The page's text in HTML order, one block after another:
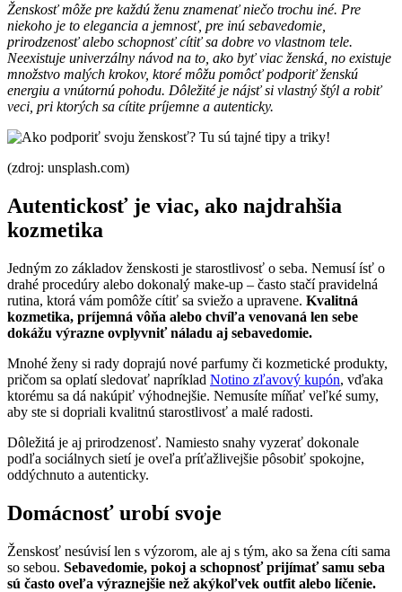
Ženskosť môže pre každú ženu znamenať niečo trochu iné. Pre
niekoho je to elegancia a jemnosť, pre inú sebavedomie,
prirodzenosť alebo schopnosť cítiť sa dobre vo vlastnom tele.
Neexistuje univerzálny návod na to, ako byť viac ženská, no existuje
množstvo malých krokov, ktoré môžu pomôcť podporiť ženskú
energiu a vnútornú pohodu. Dôležité je nájsť si vlastný štýl a robiť
veci, pri ktorých sa cítite príjemne a autenticky.
(zdroj: unsplash.com)
Autentickosť je viac, ako najdrahšia
kozmetika
Jedným zo základov ženskosti je starostlivosť o seba. Nemusí ísť o
drahé procedúry alebo dokonalý make-up – často stačí pravidelná
rutina, ktorá vám pomôže cítiť sa sviežo a upravene. Kvalitná
kozmetika, príjemná vôňa alebo chvíľa venovaná len sebe
dokážu výrazne ovplyvniť náladu aj sebavedomie.
Mnohé ženy si rady doprajú nové parfumy či kozmetické produkty,
pričom sa oplatí sledovať napríklad Notino zľavový kupón, vďaka
ktorému sa dá nakúpiť výhodnejšie. Nemusíte míňať veľké sumy,
aby ste si dopriali kvalitnú starostlivosť a malé radosti.
Dôležitá je aj prirodzenosť. Namiesto snahy vyzerať dokonale
podľa sociálnych sietí je oveľa príťažlivejšie pôsobiť spokojne,
oddýchnuto a autenticky.
Domácnosť urobí svoje
Ženskosť nesúvisí len s výzorom, ale aj s tým, ako sa žena cíti sama
so sebou. Sebavedomie, pokoj a schopnosť prijímať samu seba
sú často oveľa výraznejšie než akýkoľvek outfit alebo líčenie.